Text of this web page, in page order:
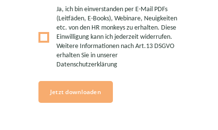
Ja, ich bin einverstanden per E-Mail PDFs
(Leitfäden, E-Books), Webinare, Neuigkeiten
etc. von den HR monkeys zu erhalten. Diese
Einwilligung kann ich jederzeit widerrufen.
Weitere Informationen nach Art.13 DSGVO
erhalten Sie in unserer
Datenschutzerklärung
Jetzt downloaden